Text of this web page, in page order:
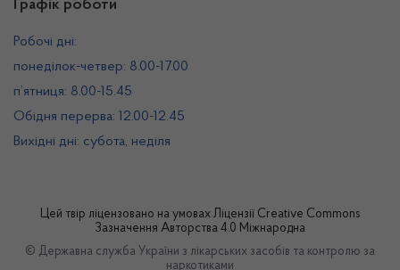
Графік роботи
Робочі дні:
понеділок-четвер: 8.00-17.00
п’ятниця: 8.00-15.45
Обідня перерва: 12.00-12.45
Вихідні дні: субота, неділя
Цей твір ліцензовано на умовах Ліцензії Creative Commons
Зазначення Авторства 4.0 Міжнародна
© Державна служба України з лікарських засобів та контролю за
наркотиками